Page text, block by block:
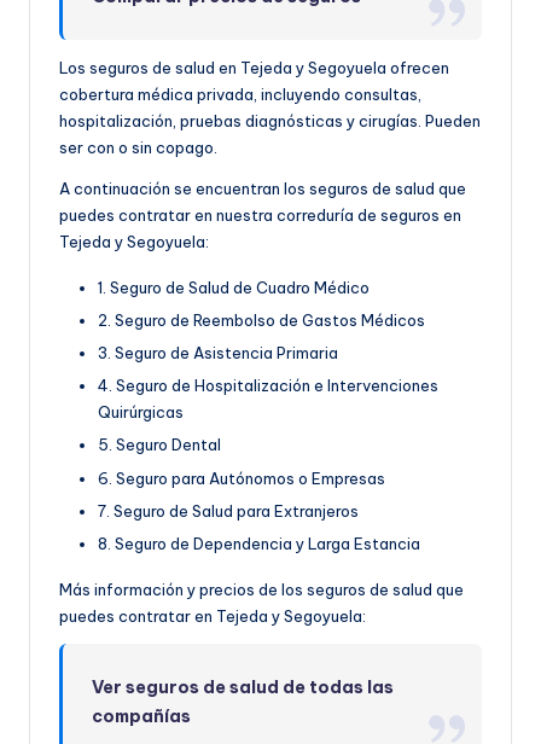
Los seguros de salud en Tejeda y Segoyuela ofrecen
cobertura médica privada, incluyendo consultas,
hospitalización, pruebas diagnósticas y cirugías. Pueden
ser con o sin copago.
A continuación se encuentran los seguros de salud que
puedes contratar en nuestra correduría de seguros en
Tejeda y Segoyuela:
1. Seguro de Salud de Cuadro Médico
2. Seguro de Reembolso de Gastos Médicos
3. Seguro de Asistencia Primaria
4. Seguro de Hospitalización e Intervenciones
Quirúrgicas
5. Seguro Dental
6. Seguro para Autónomos o Empresas
7. Seguro de Salud para Extranjeros
8. Seguro de Dependencia y Larga Estancia
Más información y precios de los seguros de salud que
puedes contratar en Tejeda y Segoyuela:
Ver seguros de salud de todas las
compañías